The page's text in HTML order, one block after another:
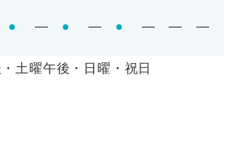
● ― ● ― ● ― ― ―
土曜午後・日曜・祝日